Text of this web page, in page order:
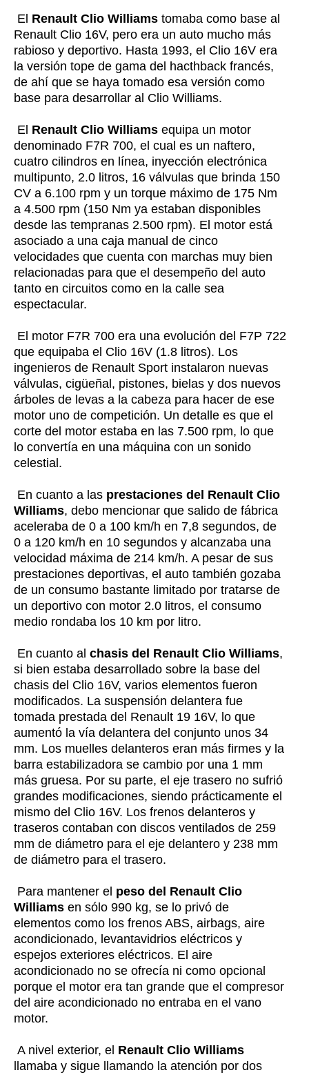
El Renault Clio Williams tomaba como base al
Renault Clio 16V, pero era un auto mucho más
rabioso y deportivo. Hasta 1993, el Clio 16V era
la versión tope de gama del hacthback francés,
de ahí que se haya tomado esa versión como
base para desarrollar al Clio Williams.
El Renault Clio Williams equipa un motor
denominado F7R 700, el cual es un naftero,
cuatro cilindros en línea, inyección electrónica
multipunto, 2.0 litros, 16 válvulas que brinda 150
CV a 6.100 rpm y un torque máximo de 175 Nm
a 4.500 rpm (150 Nm ya estaban disponibles
desde las tempranas 2.500 rpm). El motor está
asociado a una caja manual de cinco
velocidades que cuenta con marchas muy bien
relacionadas para que el desempeño del auto
tanto en circuitos como en la calle sea
espectacular.
El motor F7R 700 era una evolución del F7P 722
que equipaba el Clio 16V (1.8 litros). Los
ingenieros de Renault Sport instalaron nuevas
válvulas, cigüeñal, pistones, bielas y dos nuevos
árboles de levas a la cabeza para hacer de ese
motor uno de competición. Un detalle es que el
corte del motor estaba en las 7.500 rpm, lo que
lo convertía en una máquina con un sonido
celestial.
En cuanto a las prestaciones del Renault Clio
Williams, debo mencionar que salido de fábrica
aceleraba de 0 a 100 km/h en 7,8 segundos, de
0 a 120 km/h en 10 segundos y alcanzaba una
velocidad máxima de 214 km/h. A pesar de sus
prestaciones deportivas, el auto también gozaba
de un consumo bastante limitado por tratarse de
un deportivo con motor 2.0 litros, el consumo
medio rondaba los 10 km por litro.
En cuanto al chasis del Renault Clio Williams,
si bien estaba desarrollado sobre la base del
chasis del Clio 16V, varios elementos fueron
modificados. La suspensión delantera fue
tomada prestada del Renault 19 16V, lo que
aumentó la vía delantera del conjunto unos 34
mm. Los muelles delanteros eran más firmes y la
barra estabilizadora se cambio por una 1 mm
más gruesa. Por su parte, el eje trasero no sufrió
grandes modificaciones, siendo prácticamente el
mismo del Clio 16V. Los frenos delanteros y
traseros contaban con discos ventilados de 259
mm de diámetro para el eje delantero y 238 mm
de diámetro para el trasero.
Para mantener el peso del Renault Clio
Williams en sólo 990 kg, se lo privó de
elementos como los frenos ABS, airbags, aire
acondicionado, levantavidrios eléctricos y
espejos exteriores eléctricos. El aire
acondicionado no se ofrecía ni como opcional
porque el motor era tan grande que el compresor
del aire acondicionado no entraba en el vano
motor.
A nivel exterior, el Renault Clio Williams
llamaba y sigue llamando la atención por dos